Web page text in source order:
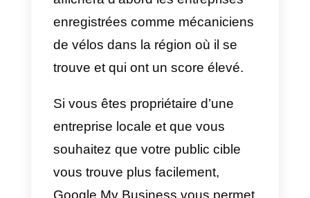
L’objectif estd’accélérer le
processus d’acquisition
d’informations par les
utilisateurs. Il est donc très
important d’être bien indexé
Google afin d’apparaître dans les